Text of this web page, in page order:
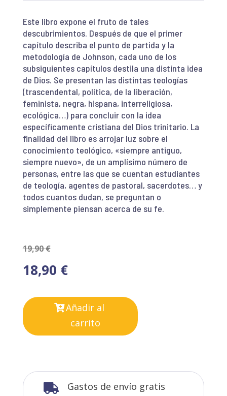
Este libro expone el fruto de tales
descubrimientos. Después de que el primer
capítulo describa el punto de partida y la
metodología de Johnson, cada uno de los
subsiguientes capítulos destila una distinta idea
de Dios. Se presentan las distintas teologías
(trascendental, política, de la liberación,
feminista, negra, hispana, interreligiosa,
ecológica…) para concluir con la idea
específicamente cristiana del Dios trinitario. La
finalidad del libro es arrojar luz sobre el
conocimiento teológico, «siempre antiguo,
siempre nuevo», de un amplísimo número de
personas, entre las que se cuentan estudiantes
de teología, agentes de pastoral, sacerdotes… y
todos cuantos dudan, se preguntan o
simplemente piensan acerca de su fe.
19,90€
18,90 €
Añadir al
carrito
 Gastos de envío gratis